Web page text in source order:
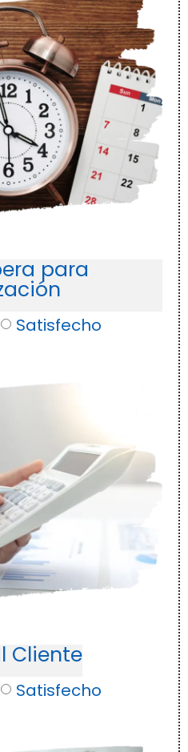
para
Satisfecho
Cliente
Satisfecho